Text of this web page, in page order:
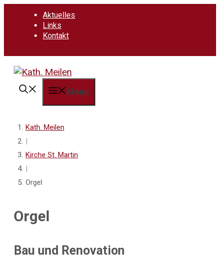
Aktuelles
Links
Kontakt
Menu
Kath. Meilen
|
Kirche St. Martin
|
Orgel
Orgel
Bau und Renovation